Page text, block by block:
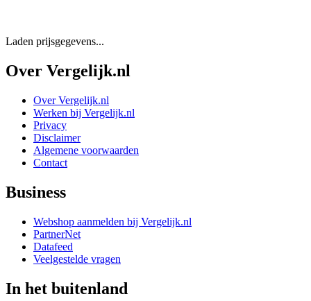
Laden prijsgegevens...
Over Vergelijk.nl
Over Vergelijk.nl
Werken bij Vergelijk.nl
Privacy
Disclaimer
Algemene voorwaarden
Contact
Business
Webshop aanmelden bij Vergelijk.nl
PartnerNet
Datafeed
Veelgestelde vragen
In het buitenland